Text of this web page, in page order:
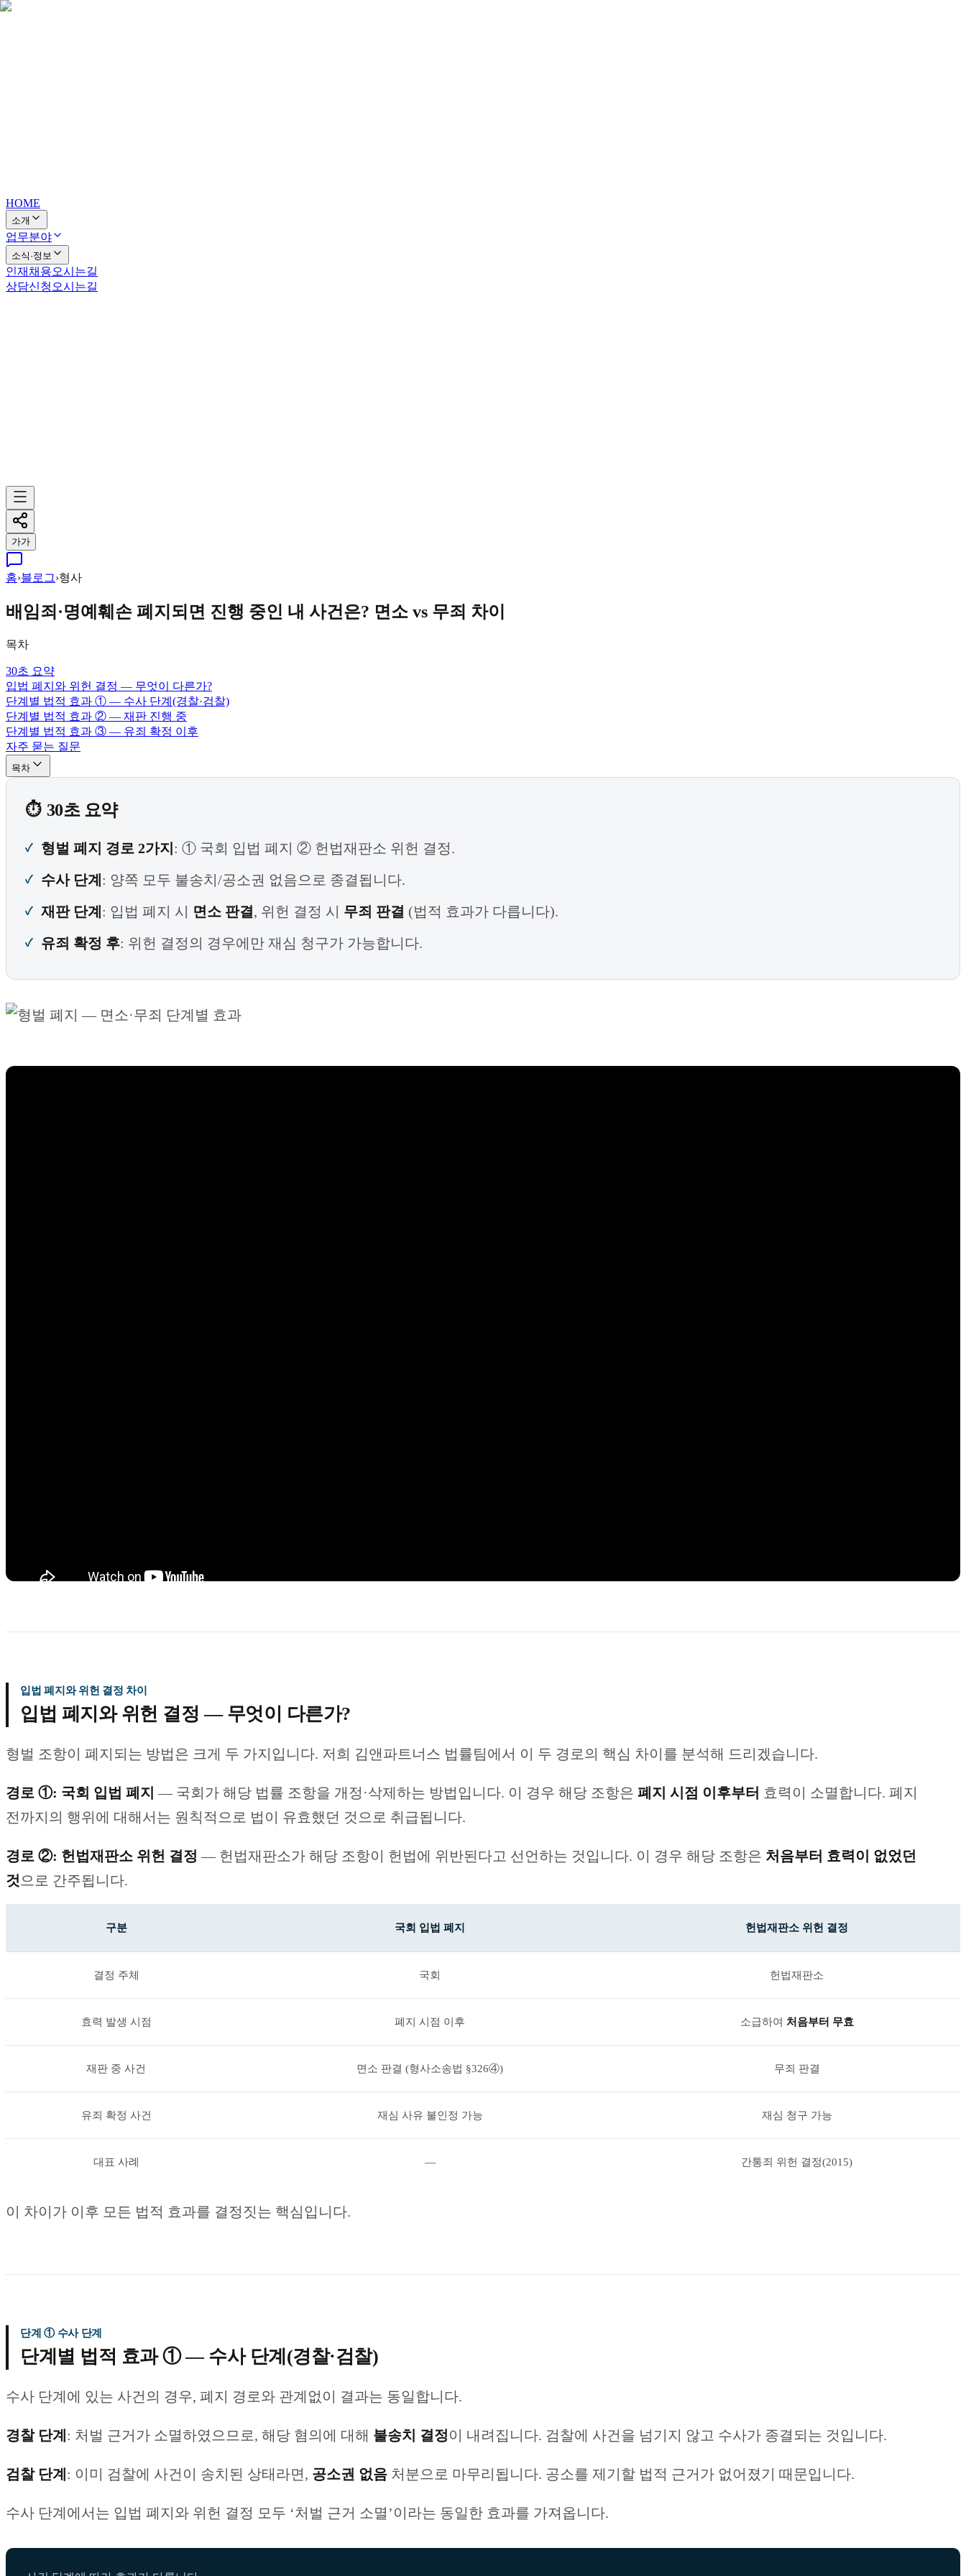
HOME
소개
업무분야
소식·정보
인재채용오시는길
상담신청 오시는길
가가
홈›블로그›형사
배임죄·명예훼손 폐지되면 진행 중인 내 사건은? 면소 vs 무죄 차이
목차
30초 요약
입법 폐지와 위헌 결정 — 무엇이 다른가?
단계별 법적 효과 ① — 수사 단계(경찰·검찰)
단계별 법적 효과 ② — 재판 진행 중
단계별 법적 효과 ③ — 유죄 확정 이후
자주 묻는 질문
목차
30초 요약
형벌 폐지 경로 2가지 : ① 국회 입법 폐지 ② 헌법재판소 위헌 결정.
수사 단계 : 양쪽 모두 불송치/공소권 없음으로 종결됩니다.
재판 단계 : 입법 폐지 시 면소 판결, 위헌 결정 시 무죄 판결 (법적 효과가 다릅니다).
유죄 확정 후: 위헌 결정의 경우에만 재심 청구가 가능합니다.
입법 폐지와 위헌 결정 차이
입법 폐지와 위헌 결정 — 무엇이 다른가?
형벌 조항이 폐지되는 방법은 크게 두 가지입니다. 저희 김앤파트너스 법률팀에서 이 두 경로의 핵심 차이를 분석해 드리겠습니다.
경로 ①: 국회 입법 폐지 — 국회가 해당 법률 조항을 개정·삭제하는 방법입니다. 이 경우 해당 조항은 폐지 시점 이후부터 효력이 소멸합니다. 폐지
전까지의 행위에 대해서는 원칙적으로 법이 유효했던 것으로 취급됩니다.
경로 ②: 헌법재판소 위헌 결정 — 헌법재판소가 해당 조항이 헌법에 위반된다고 선언하는 것입니다. 이 경우 해당 조항은 처음부터 효력이 없었던
것 으로 간주됩니다.
구분 국회 입법 폐지 헌법재판소 위헌 결정
결정 주체 국회 헌법재판소
효력 발생 시점 폐지 시점 이후 소급하여 처음부터 무효
재판 중 사건 면소 판결 (형사소송법 §326④) 무죄 판결
유죄 확정 사건 재심 사유 불인정 가능 재심 청구 가능
대표 사례 — 간통죄 위헌 결정(2015)
이 차이가 이후 모든 법적 효과를 결정짓는 핵심입니다.
단계 ① 수사 단계
단계별 법적 효과 ① — 수사 단계(경찰·검찰)
수사 단계에 있는 사건의 경우, 폐지 경로와 관계없이 결과는 동일합니다.
경찰 단계 : 처벌 근거가 소멸하였으므로, 해당 혐의에 대해 불송치 결정이 내려집니다. 검찰에 사건을 넘기지 않고 수사가 종결되는 것입니다.
검찰 단계 : 이미 검찰에 사건이 송치된 상태라면, 공소권 없음 처분으로 마무리됩니다. 공소를 제기할 법적 근거가 없어졌기 때문입니다.
수사 단계에서는 입법 폐지와 위헌 결정 모두 ‘처벌 근거 소멸’이라는 동일한 효과를 가져옵니다.